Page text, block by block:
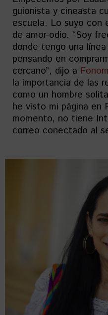
guionista y cineasta
escuela. Lo suyo con
de amor-odio. “Soy
donde tengo una
pensando en
cercano”, dijo a
la importancia de las
como un hombre
he visto mi página en
momento, no tiene
correo conectado al